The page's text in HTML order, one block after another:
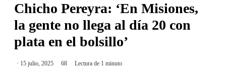
Chicho Pereyra: ‘En Misiones,
la gente no llega al día 20 con
plata en el bolsillo’
15 julio, 2025 68 Lectura de 1 minuto